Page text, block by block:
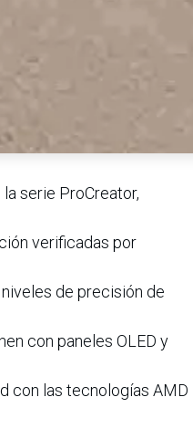
serie ProCreator,
verificadas por
de precisión de
con paneles OLED y
con las tecnologías AMD